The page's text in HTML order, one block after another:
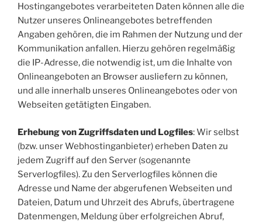
Hostingangebotes verarbeiteten Daten können alle die
Nutzer unseres Onlineangebotes betreffenden
Angaben gehören, die im Rahmen der Nutzung und der
Kommunikation anfallen. Hierzu gehören regelmäßig
die IP-Adresse, die notwendig ist, um die Inhalte von
Onlineangeboten an Browser ausliefern zu können,
und alle innerhalb unseres Onlineangebotes oder von
Webseiten getätigten Eingaben.
Erhebung von Zugriffsdaten und Logfiles: Wir selbst
(bzw. unser Webhostinganbieter) erheben Daten zu
jedem Zugriff auf den Server (sogenannte
Serverlogfiles). Zu den Serverlogfiles können die
Adresse und Name der abgerufenen Webseiten und
Dateien, Datum und Uhrzeit des Abrufs, übertragene
Datenmengen, Meldung über erfolgreichen Abruf,